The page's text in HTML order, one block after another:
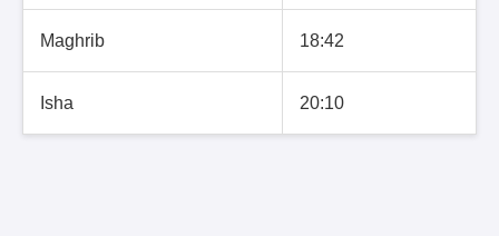
Maghrib 18:42
Isha 20:10